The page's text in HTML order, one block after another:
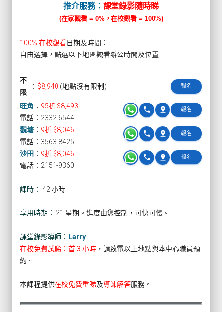
推介服務： 課堂錄影隨時睇
(在家觀看 = 0%，在校觀看 = 100%)
100% 在校觀看日期及時間：
自由選擇，點選以下地區觀看辦公時間及位置
不
限
： $8,940 (地點沒有限制) 報名
旺角 ： 95折 $8,493 報名
pin_drop
phone
電話：2332-6544
觀塘 ： 9折 $8,046 報名
pin_drop
phone
電話：3563-8425
沙田 ： 9折 $8,046 報名
pin_drop
phone
電話：2151-9360
課時： 42 小時
享用時期： 21 星期。進度由您控制，可快可慢。
課堂錄影導師： Larry
在校免費試睇：首 3 小時 ，請致電以上地點與本中心職員預
約。
本課程提供在校免費重睇及導師解答服務。